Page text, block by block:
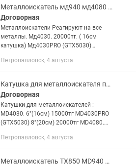
Металлоискатель мд940 мд4080 мд4030 про TX850 поисковый магнит миноискатель
Договорная
Металлоискатели Реагируют на все
металлы. Мд4030. 20000тг. ( 16см
катушка) Мд4030PRO (GTX5030)
удобный подлокотник) Мд4080.
Петропавловск, 4 августа
Катушка для металлоискателя поисковый магнит металлоискатель миноискатель
Договорная
Катушки для металлоискателей :
MD4030. 6"(16см) 15000тг MD4030PRO
(GTX5030) 8"(20см) 20000тг MD4080.
10" 24см с пинпоинтом 24000тг TX850
Петропавловск, 4 августа
Металлоискатель TX850 MD940 MD4080 MD4030 про GTX5030 поисковый магнит